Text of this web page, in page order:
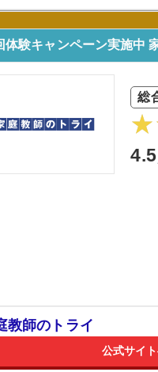
体験キャンペーン実施中
総
教師のトライ
公式サイ